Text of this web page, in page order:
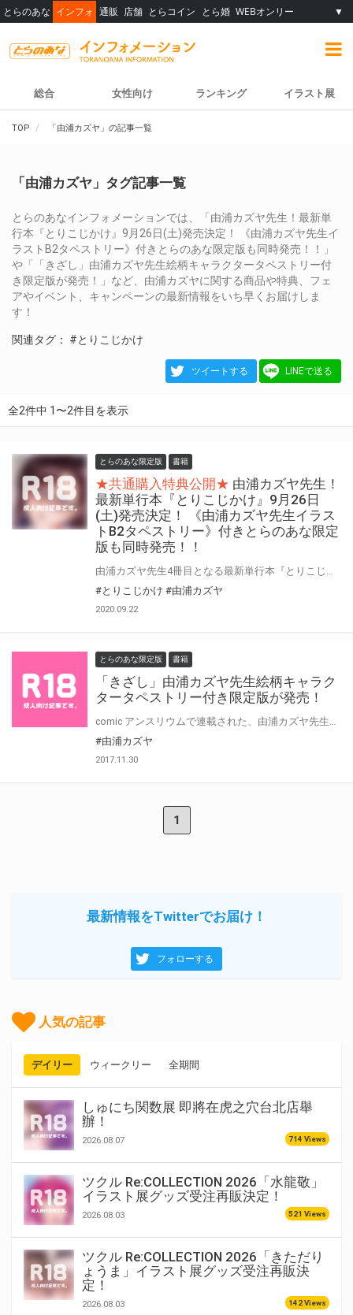
とらのあな インフォ 通販 店舗 とらコイン とら婚 WEBオンリー ▼
総合 女性向け ランキング イラスト展
TOP 「由浦カズヤ」の記事一覧
「由浦カズヤ」タグ記事一覧
とらのあなインフォメーションでは、「由浦カズヤ先生！最新単
行本『とりこじかけ』9月26日(土)発売決定！ 《由浦カズヤ先生イ
ラストB2タペストリー》付きとらのあな限定版も同時発売！！」
や「「きざし」由浦カズヤ先生絵柄キャラクタータペストリー付
き限定版が発売！」など、由浦カズヤに関する商品や特典、フェ
アやイベント、キャンペーンの最新情報をいち早くお届けしま
す！
関連タグ： #とりこじかけ
ツイートする LINEで送る
全2件中 1〜2件目を表示
とらのあな限定版 書籍
★共通購入特典公開★ 由浦カズヤ先生！
最新単行本『とりこじかけ』9月26日
(土)発売決定！ 《由浦カズヤ先生イラス
トB2タペストリー》付きとらのあな限定
版も同時発売！！
#とりこじかけ #由浦カズヤ
2020.09.22
とらのあな限定版 書籍
「きざし」由浦カズヤ先生絵柄キャラク
タータペストリー付き限定版が発売！
#由浦カズヤ
2017.11.30
1
最新情報をTwitterでお届け！
フォローする
人気の記事
デイリー ウィークリー 全期間
しゅにち関数展 即將在虎之穴台北店舉
辦！
2026.08.07 714 Views
ツクル Re:COLLECTION 2026「水龍敬」
イラスト展グッズ受注再販決定！
2026.08.03 521 Views
ツクル Re:COLLECTION 2026「きただり
ょうま」イラスト展グッズ受注再販決
定！
2026.08.03 142 Views